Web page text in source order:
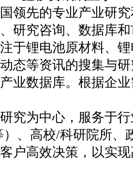
领先的专业产业研
研究咨询、数据库
于锂电池原材料、
态等资讯的搜集与
业数据库。根据企
究为中心，服务于
、高校/科研院所、
户高效决策，以实